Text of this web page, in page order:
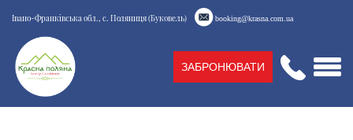
Івано-Франківська обл., с. Поляниця (Буковель) booking@krasna.com.ua
ЗАБРОНЮВАТИ